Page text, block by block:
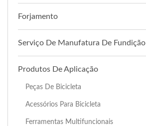
Forjamento
Serviço De Manufatura De Fundição
Produtos De Aplicação
Peças De Bicicleta
Acessórios Para Bicicleta
Ferramentas Multifuncionais